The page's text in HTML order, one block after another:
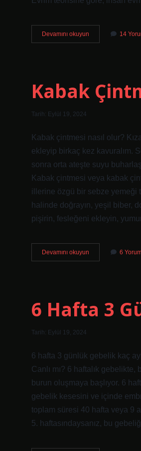
Devamını okuyun
Evrim
14
Kabak
Tarih: Eylül 19, 2024
Kabak çintmesi nasıl olur?
ekleyip birkaç kez kavuralım.
sonra orta ateşte suyu
Kabak çintmesi veya kabak
illerine özgü bir sebze yemeği
halinde doğrayın, yeşil biber,
pişirin, fesleğeni ekleyin,
Devamını okuyun
Çintmesi
6
6 Hafta 3
Tarih: Eylül 19, 2024
6 hafta 3 günlük gebelik kaç
Canlı mı? 6 haftalık
burun oluşmaya başlıyor. 6
gebelik kesesini ve içinde
toplam süresi 40 hafta veya 9
5. haftasındaysanız, bu